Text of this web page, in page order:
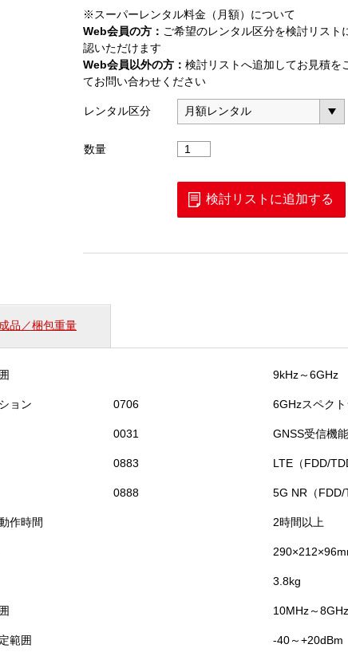
※スーパーレンタル料金（月額）について
Web会員の方： ご希望のレンタル区分を検討リス
認いただけます
Web会員以外の方： 検討リストへ追加してお見積を
てお問い合わせください
レンタル区分
数量
フ
ー
ド
ッ
検討リストに追加する
品／梱包重量
9kHz～6GHz
ョン 0706 6GHzスペク
0031 GNSS受信機能
0883 LTE（FDD/
0888 5G NR（
作時間 2時間以上
3.8kg
10MHz～8GHz
範囲 -40～+20dBm